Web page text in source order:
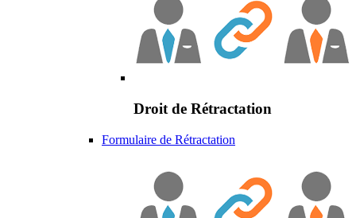
Droit de Rétractation
Formulaire de Rétractation